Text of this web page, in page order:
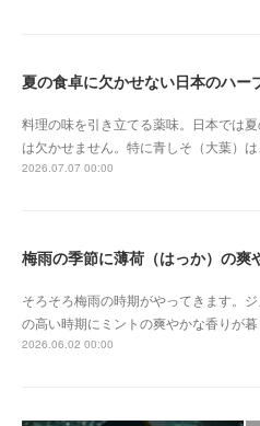
料理の味を引き立てる薬味。日本では
は欠かせません。特に青しそ（大葉）は
2026.07.07 00:00
梅雨の季節に薄荷（はっか）の爽
そろそろ梅雨の時期がやってきます。
の高い時期にミントの爽やかな香りが暮
2026.06.02 00:00